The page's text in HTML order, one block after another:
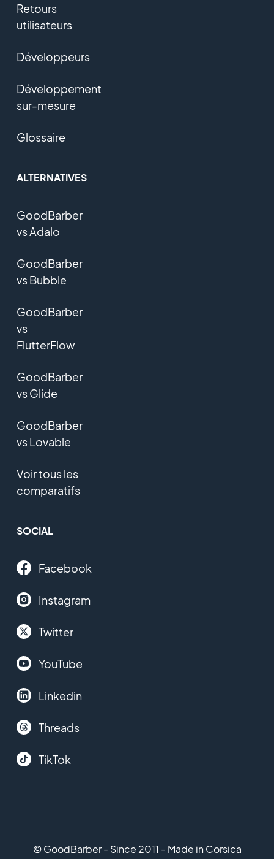
Retours
utilisateurs
Développeurs
Développement
sur-mesure
Glossaire
ALTERNATIVES
GoodBarber
vs Adalo
GoodBarber
vs Bubble
GoodBarber
vs
FlutterFlow
GoodBarber
vs Glide
GoodBarber
vs Lovable
Voir tous les
comparatifs
SOCIAL
Facebook
Instagram
Twitter
YouTube
Linkedin
Threads
TikTok
© GoodBarber - Since 2011 - Made in Corsica